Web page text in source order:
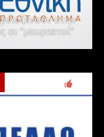
στην
“μαυραετοί”